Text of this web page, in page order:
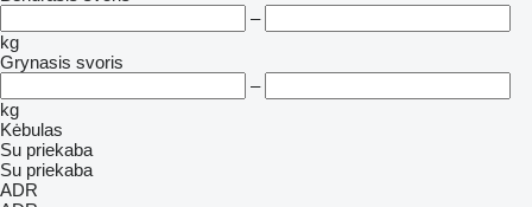
–
kg
Grynasis svoris
–
kg
Kėbulas
Su priekaba
Su priekaba
ADR